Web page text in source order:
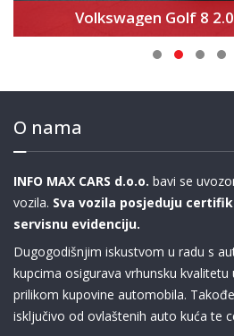
O nama
INFO MAX CARS d.o.o. bavi se
vozila. Sva vozila posjeduju
servisnu evidenciju.
Dugogodišnjim iskustvom u radu s
kupcima osigurava vrhunsku
prilikom kupovine automobila.
isključivo od ovlaštenih auto kuća te